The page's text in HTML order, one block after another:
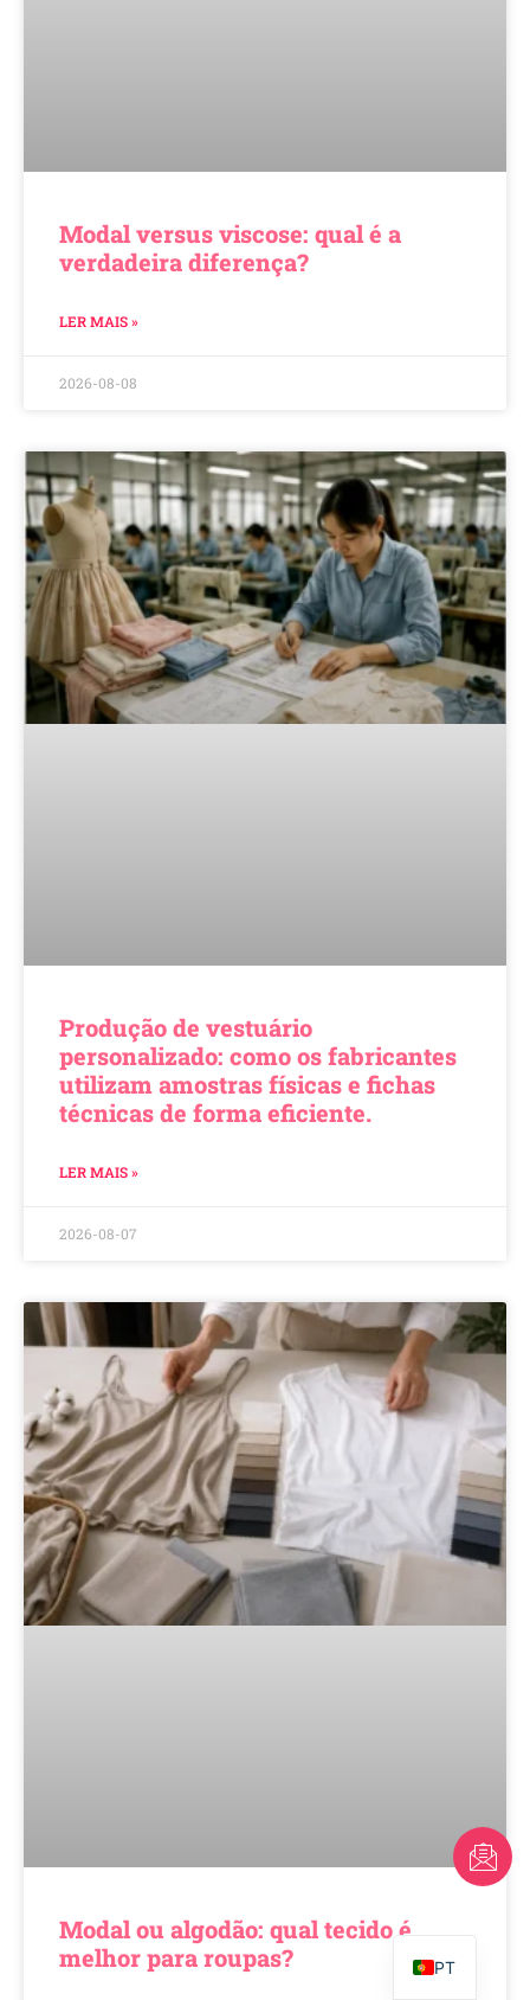
Modal versus viscose: qual é a
verdadeira diferença?
LER MAIS »
2026-08-08
Produção de vestuário
personalizado: como os fabricantes
utilizam amostras físicas e fichas
técnicas de forma eficiente.
LER MAIS »
2026-08-07
Modal ou algodão: qual tecido é
melhor para roupas?
PT
FR